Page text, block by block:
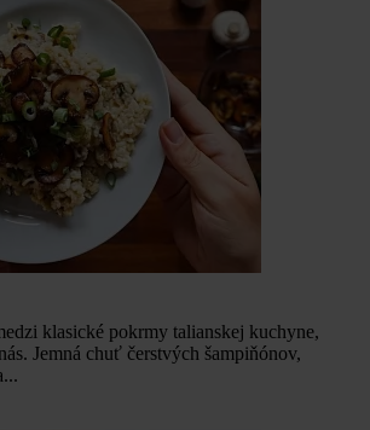
klasické pokrmy talianskej kuchyne,
Jemná chuť čerstvých šampiňónov,